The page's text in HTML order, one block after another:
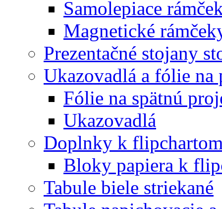
Samolepiace
Magnetické
Prezentačné stojany
Ukazovadlá a fólie na
Fólie na spätnú
Ukazovadlá
Doplnky k
Bloky papiera k
Tabule biele striekané